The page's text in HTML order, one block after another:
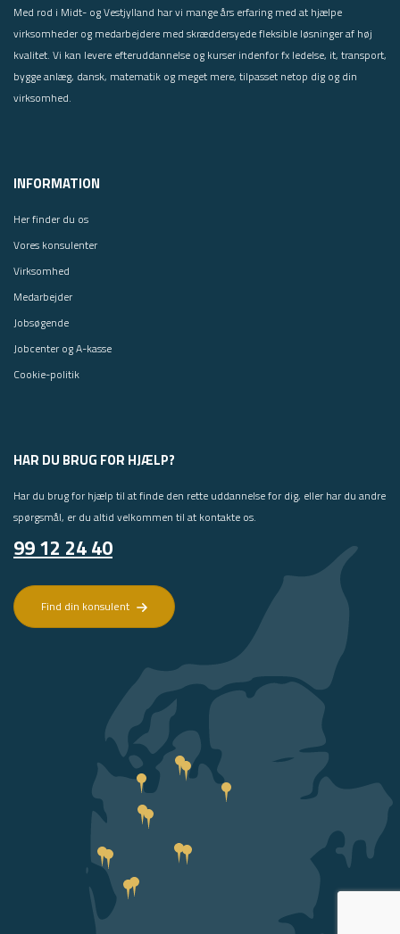
Med rod i Midt- og Vestjylland har vi mange års erfaring med at hjælpe
virksomheder og medarbejdere med skræddersyede fleksible løsninger af høj
kvalitet. Vi kan levere efteruddannelse og kurser indenfor fx ledelse, it, transport,
bygge anlæg, dansk, matematik og meget mere, tilpasset netop dig og din
virksomhed.
INFORMATION
Her finder du os
Vores konsulenter
Virksomhed
Medarbejder
Jobsøgende
Jobcenter og A-kasse
Cookie-politik
HAR DU BRUG FOR HJÆLP?
Har du brug for hjælp til at finde den rette uddannelse for dig, eller har du andre
spørgsmål, er du altid velkommen til at kontakte os.
99 12 24 40
Find din konsulent